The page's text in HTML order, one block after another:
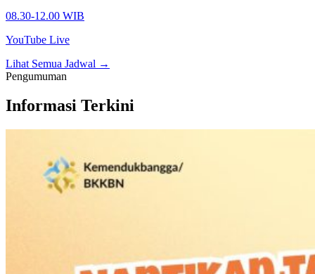
08.30-12.00 WIB
YouTube Live
Lihat Semua Jadwal →
Pengumuman
Informasi Terkini